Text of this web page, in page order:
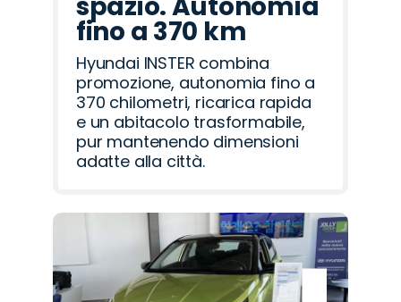
fino a 370 km
Hyundai INSTER combina
promozione, autonomia fino a
370 chilometri, ricarica rapida
e un abitacolo trasformabile,
pur mantenendo dimensioni
adatte alla città.